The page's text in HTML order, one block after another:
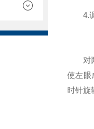
4.
对两
使左眼
时针旋